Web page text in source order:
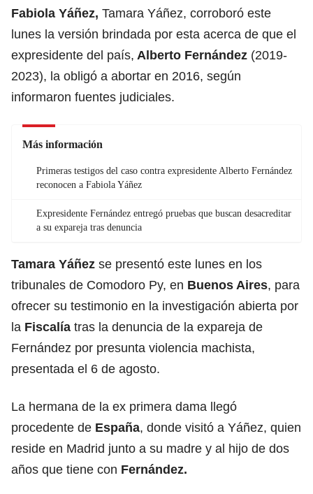
Fabiola Yáñez, Tamara Yáñez, corroboró este
lunes la versión brindada por esta acerca de que el
expresidente del país, Alberto Fernández (2019-
2023), la obligó a abortar en 2016, según
informaron fuentes judiciales.
Más información
Primeras testigos del caso contra expresidente Alberto Fernández
reconocen a Fabiola Yáñez
Expresidente Fernández entregó pruebas que buscan desacreditar
a su expareja tras denuncia
Tamara Yáñez se presentó este lunes en los
tribunales de Comodoro Py, en Buenos Aires, para
ofrecer su testimonio en la investigación abierta por
la Fiscalía tras la denuncia de la expareja de
Fernández por presunta violencia machista,
presentada el 6 de agosto.
La hermana de la ex primera dama llegó
procedente de España, donde visitó a Yáñez, quien
reside en Madrid junto a su madre y al hijo de dos
años que tiene con Fernández.